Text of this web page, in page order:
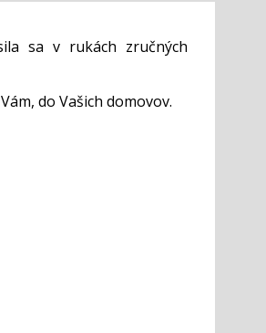
sa v rukách zručných
do Vašich domovov.